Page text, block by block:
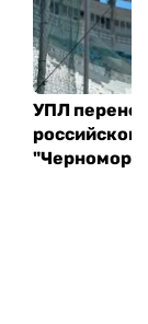
УПЛ